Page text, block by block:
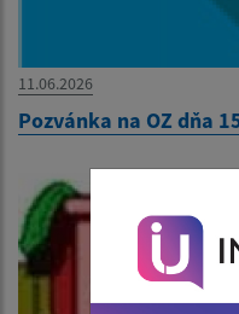
11.06.2026
Pozvánka na OZ dňa